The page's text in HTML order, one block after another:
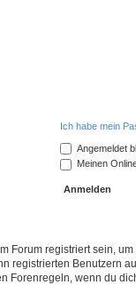
Ich habe mein
Angemeldet
Meinen
Forum registriert sein,
registrierten Benutzern
Forenregeln, wenn du